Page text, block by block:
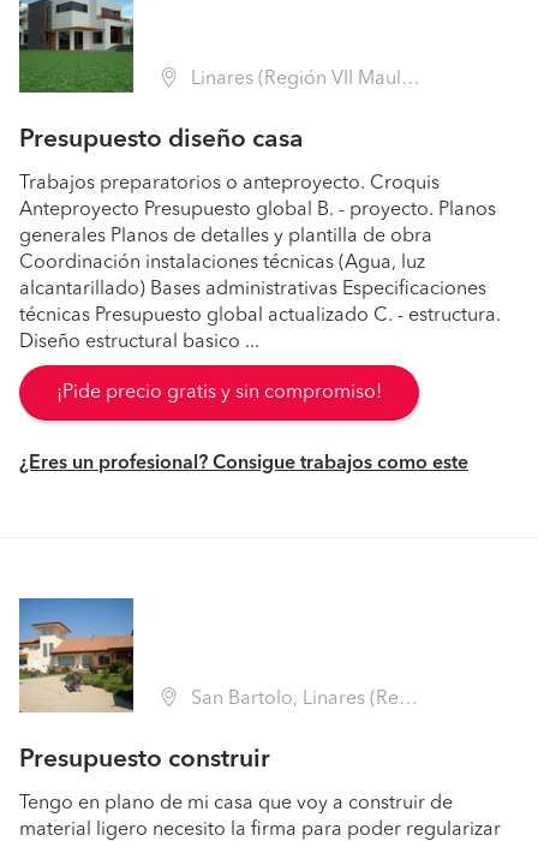
Linares (Región VII Maule - Linares)
Presupuesto diseño casa
Trabajos preparatorios o anteproyecto. Croquis
Anteproyecto Presupuesto global B. - proyecto. Planos
generales Planos de detalles y plantilla de obra
Coordinación instalaciones técnicas (Agua, luz
alcantarillado) Bases administrativas Especificaciones
técnicas Presupuesto global actualizado C. - estructura.
Diseño estructural basico ...
¡Pide precio gratis y sin compromiso!
¿Eres un profesional? Consigue trabajos como este
San Bartolo, Linares (Región VII Maule - Linares)
Presupuesto construir
Tengo en plano de mi casa que voy a construir de
material ligero necesito la firma para poder regularizar